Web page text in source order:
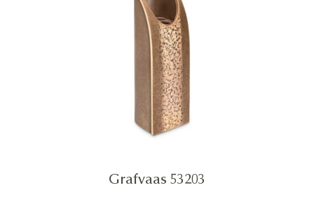
Grafvaas 53203